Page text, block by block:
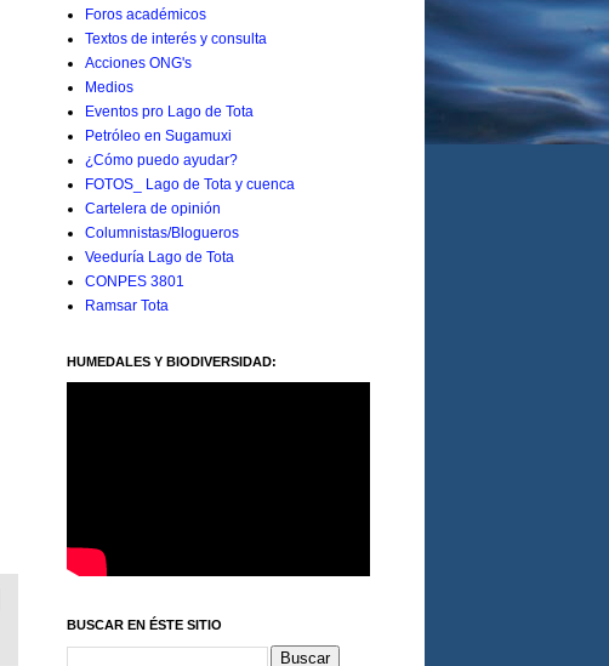
Foros académicos
Textos de interés y consulta
Acciones ONG's
Medios
Eventos pro Lago de Tota
Petróleo en Sugamuxi
¿Cómo puedo ayudar?
FOTOS_ Lago de Tota y cuenca
Cartelera de opinión
Columnistas/Blogueros
Veeduría Lago de Tota
CONPES 3801
Ramsar Tota
HUMEDALES Y BIODIVERSIDAD:
BUSCAR EN ÉSTE SITIO